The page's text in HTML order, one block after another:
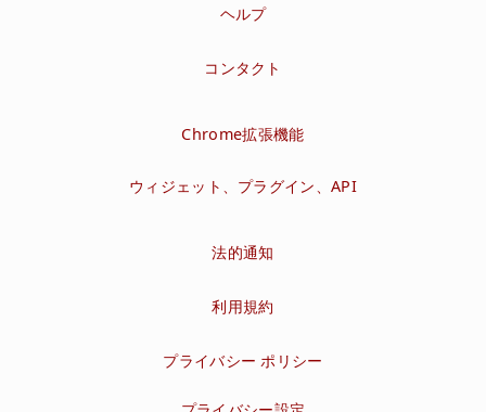
ヘルプ
コンタクト
Chrome拡張機能
ウィジェット、プラグイン、API
法的通知
利用規約
プライバシー ポリシー